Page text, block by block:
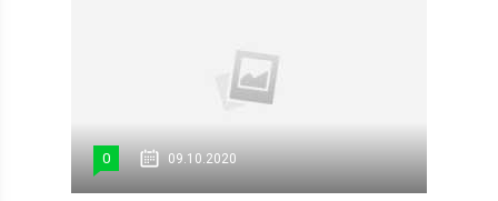
0 09.10.2020